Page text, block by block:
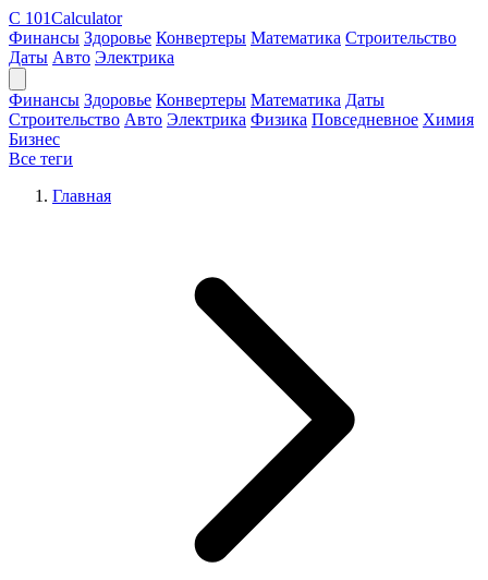
C 101Calculator
Финансы Здоровье Конвертеры Математика Строительство
Даты Авто Электрика
Финансы Здоровье Конвертеры Математика Даты
Строительство Авто Электрика Физика Повседневное Химия
Бизнес
Все теги
Главная